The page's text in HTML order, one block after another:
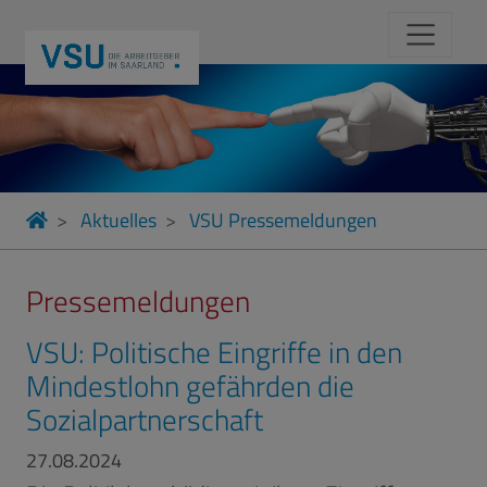
Aktuelles VSU Pressemeldungen
Pressemeldungen
VSU: Politische Eingriffe in den
Mindestlohn gefährden die
Sozialpartnerschaft
27.08.2024